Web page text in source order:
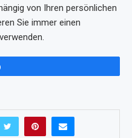
von Ihren persönlichen
Sie immer einen